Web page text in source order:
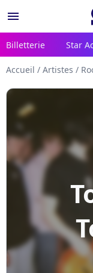
menu
Billetterie Star
Accueil / Artistes /